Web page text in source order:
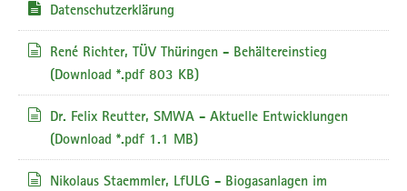
Datenschutzerklärung
René Richter, TÜV Thüringen - Behältereinstieg
(Download *.pdf 803 KB)
Dr. Felix Reutter, SMWA - Aktuelle Entwicklungen
(Download *.pdf 1.1 MB)
Nikolaus Staemmler, LfULG - Biogasanlagen im